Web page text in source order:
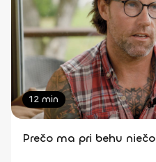
12 min
Prečo ma pri behu